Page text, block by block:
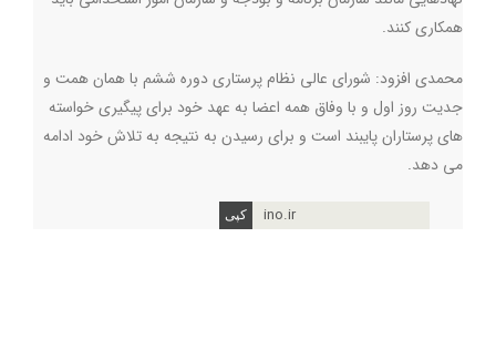
همکاری کنند.
محمدی افزود: شورای عالی نظام پرستاری دوره ششم با همان همت و
جدیت روز اول و با وفاق همه اعضا به عهد خود برای پیگیری خواسته
های پرستاران پایبند است و برای رسیدن به نتیجه به تلاش خود ادامه
می دهد.
ino.ir